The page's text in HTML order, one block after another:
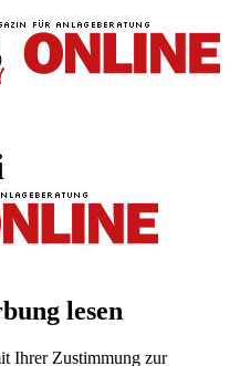
lesen
Ihrer Zustimmung zur